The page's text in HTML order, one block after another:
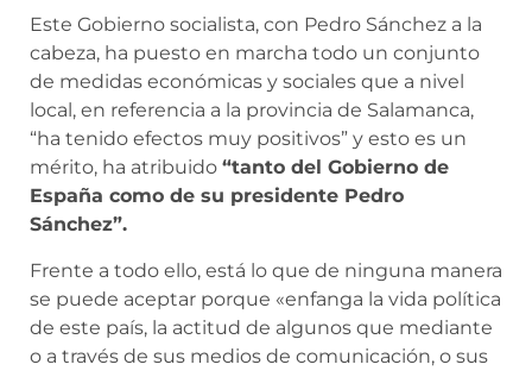
Este Gobierno socialista, con Pedro Sánchez a la
cabeza, ha puesto en marcha todo un conjunto
de medidas económicas y sociales que a nivel
local, en referencia a la provincia de Salamanca,
“ha tenido efectos muy positivos” y esto es un
mérito, ha atribuido “tanto del Gobierno de
España como de su presidente Pedro
Sánchez”.
Frente a todo ello, está lo que de ninguna manera
se puede aceptar porque «enfanga la vida política
de este país, la actitud de algunos que mediante
o a través de sus medios de comunicación, o sus